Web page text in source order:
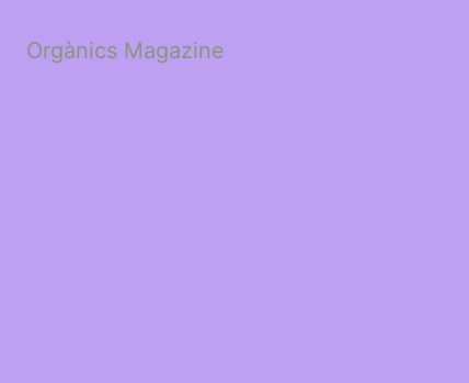
Orgànics Magazine